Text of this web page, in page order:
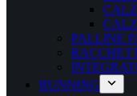
PALLINE
RUNNING